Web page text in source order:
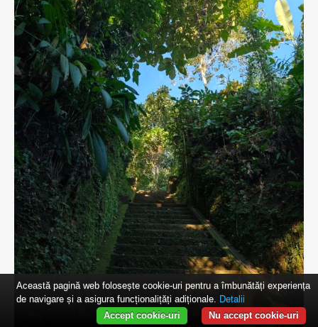
Această pagină web folosește cookie-uri pentru a îmbunătăți experiența
de navigare și a asigura funcționalițăți adiționale. Detalii
Nu accept cookie-uri
Accept cookie-uri